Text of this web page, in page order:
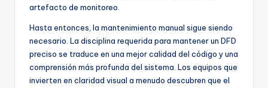
artefacto de monitoreo.
Hasta entonces, la mantenimiento manual sigue siendo
necesario. La disciplina requerida para mantener un DFD
preciso se traduce en una mejor calidad del código y una
comprensión más profunda del sistema. Los equipos que
invierten en claridad visual a menudo descubren que el